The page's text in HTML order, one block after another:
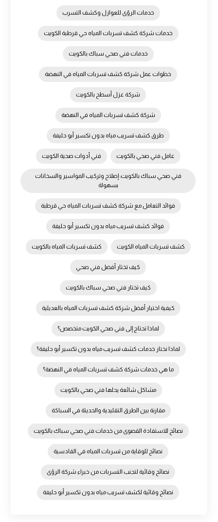
خدمات الرؤى للعوازل وكشف التسرب
خدمات شركة كشف تسربات المياه حي قرطبة الكويت
خدمات فني صحي سباك بالكويت
خطوات عمل شركة كشف تسربات المياه في النهضة
شركة عزل أسطح بالكويت
شركة كشف تسربات المياه في النهضة
طرق كشف تسريب مياه بدون تكسير أبو حليفة
عامل فني صحي بالكويت فني أدوات صحية الكويت
فني صحي سباك بالكويت: إصلاح وتركيب المواسير والسخانات
بسهولة
فوائد التعامل مع شركة كشف تسربات المياه حي قرطبة
فوائد كشف تسريب مياه بدون تكسير أبو حليفة
كشف تسربات المياه الكويت كشف تسربات المياه بالكويت
كيف تختار أفضل فني صحي
كيف تختار فني صحي سباك بالكويت
كيفية اختيار أفضل شركة كشف تسربات المياه بالعديلية
لماذا تحتاج إلى فني صحي الكويت متخصص؟
لماذا نختار خدمات كشف تسريب مياه بدون تكسير أبو حليفة؟
ما هي خدمات شركة كشف تسربات المياه في النهضة؟
مشاكل شائعة يحلها فني صحي بالكويت
مقارنة بين الطرق التقليدية والحديثة في السباكة
نصائح للاستفادة القصوى من خدمات فني صحي سباك بالكويت
نصائح للوقاية من تسربات المياه في القادسية
نصائح وقائية لتجنب التسربات من خبراء شركة الرؤى
نصائح وقائية لكشف تسريب مياه بدون تكسير أبو حليفة